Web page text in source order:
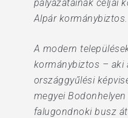
pályázatainak céljai
Alpár kormánybiztos.
A modern
kormánybiztos – aki
országgyűlési
megyei
falugondnoki busz